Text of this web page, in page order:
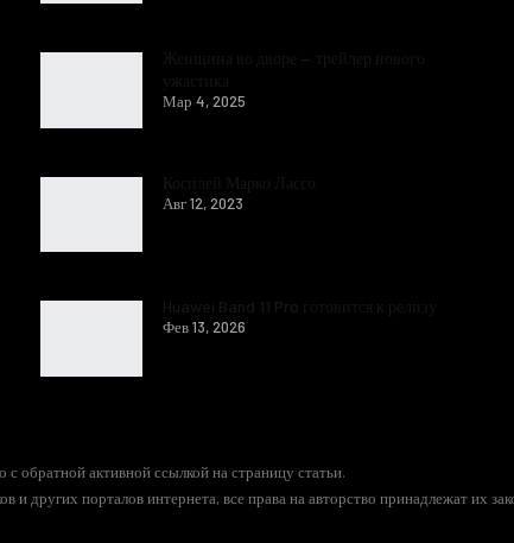
Мар 4, 2025
Авг 12, 2023
Фев 13, 2026
обратной активной ссылкой на страницу статьи.
других порталов интернета, все права на авторство принадлежат их